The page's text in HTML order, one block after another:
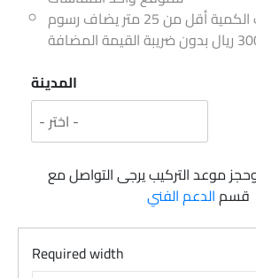
اذا كانت الكمية أقل من 25 متر يضاف رسوم
المدينة
موعد التركيب يرجى التواصل مع
قسمالدعم الفني
Required width